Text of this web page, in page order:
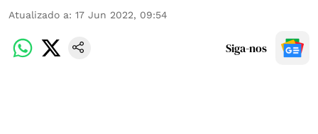
Atualizado a: 17 Jun 2022, 09:54
Siga-nos